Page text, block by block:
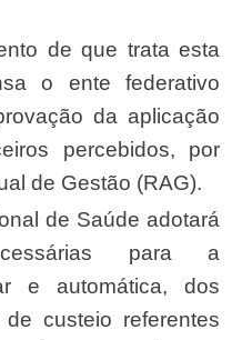
o ente federativo
da aplicação
percebidos, por
de Gestão (RAG).
para a
e automática, dos
custeio referentes